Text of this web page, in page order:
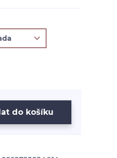
do košíku